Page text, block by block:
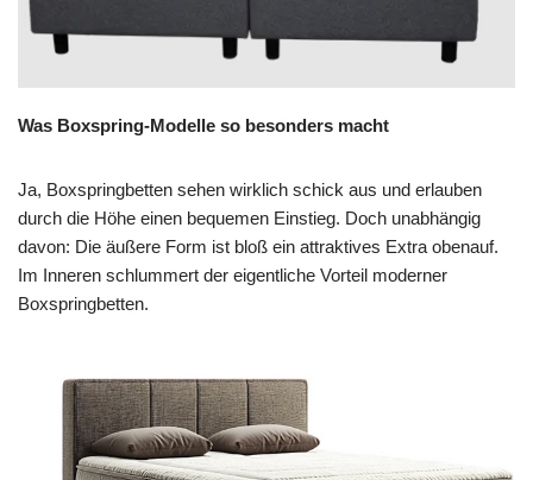
Was Boxspring-Modelle so besonders macht
Ja, Boxspringbetten sehen wirklich schick aus und erlauben
durch die Höhe einen bequemen Einstieg. Doch unabhängig
davon: Die äußere Form ist bloß ein attraktives Extra obenauf.
Im Inneren schlummert der eigentliche Vorteil moderner
Boxspringbetten.